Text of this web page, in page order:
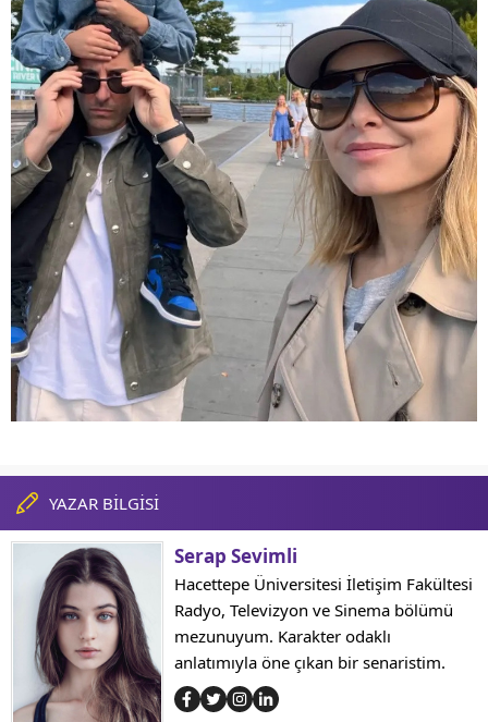
YAZAR BİLGİSİ
Serap Sevimli
Hacettepe Üniversitesi İletişim Fakültesi
Radyo, Televizyon ve Sinema bölümü
mezunuyum. Karakter odaklı
anlatımıyla öne çıkan bir senaristim.